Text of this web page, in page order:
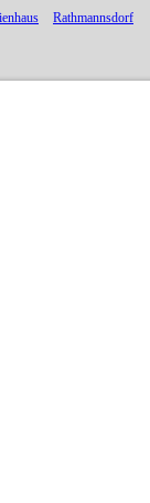
Rathmannsdorf